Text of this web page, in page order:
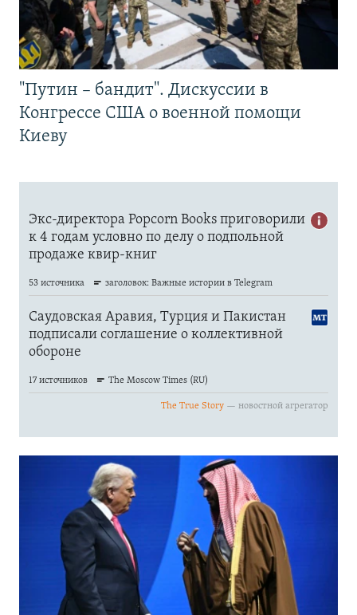
"Путин – бандит". Дискуссии в
Конгрессе США о военной помощи
Киеву